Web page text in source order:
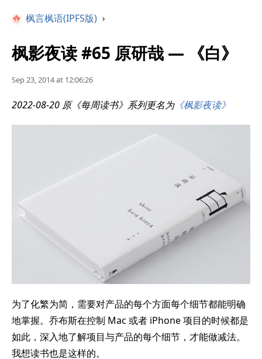
枫言枫语(IPFS版) ›
枫影夜读 #65 原研哉 — 《白》
Sep 23, 2014 at 12:06:26
2022-08-20 原《每周读书》系列更名为《枫影夜读》
为了化繁为简，需要对产品的每个方面每个细节都能明确
地掌握。乔布斯在控制 Mac 或者 iPhone 项目的时候都是
如此，深入地了解项目与产品的每个细节，才能做减法。
我想读书也是这样的。